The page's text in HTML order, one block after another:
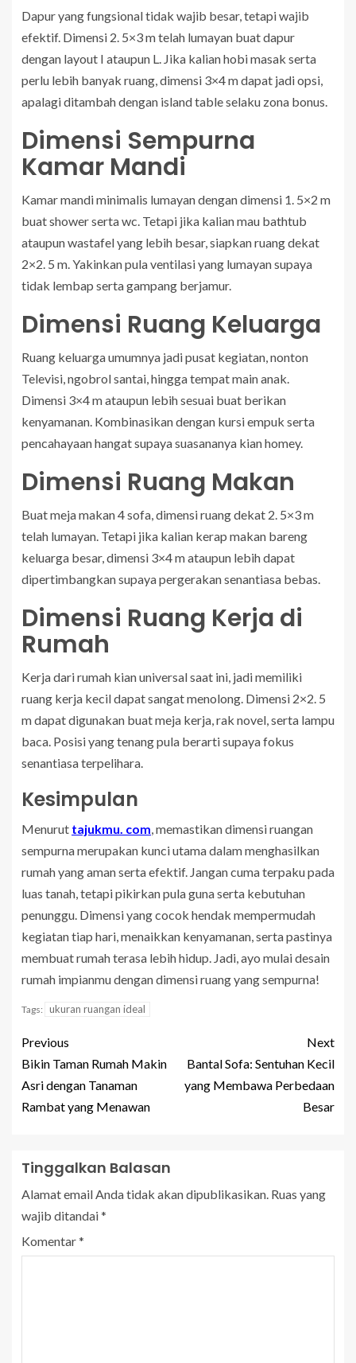
Dapur yang fungsional tidak wajib besar, tetapi wajib
efektif. Dimensi 2. 5×3 m telah lumayan buat dapur
dengan layout I ataupun L. Jika kalian hobi masak serta
perlu lebih banyak ruang, dimensi 3×4 m dapat jadi opsi,
apalagi ditambah dengan island table selaku zona bonus.
Dimensi Sempurna
Kamar Mandi
Kamar mandi minimalis lumayan dengan dimensi 1. 5×2 m
buat shower serta wc. Tetapi jika kalian mau bathtub
ataupun wastafel yang lebih besar, siapkan ruang dekat
2×2. 5 m. Yakinkan pula ventilasi yang lumayan supaya
tidak lembap serta gampang berjamur.
Dimensi Ruang Keluarga
Ruang keluarga umumnya jadi pusat kegiatan, nonton
Televisi, ngobrol santai, hingga tempat main anak.
Dimensi 3×4 m ataupun lebih sesuai buat berikan
kenyamanan. Kombinasikan dengan kursi empuk serta
pencahayaan hangat supaya suasananya kian homey.
Dimensi Ruang Makan
Buat meja makan 4 sofa, dimensi ruang dekat 2. 5×3 m
telah lumayan. Tetapi jika kalian kerap makan bareng
keluarga besar, dimensi 3×4 m ataupun lebih dapat
dipertimbangkan supaya pergerakan senantiasa bebas.
Dimensi Ruang Kerja di
Rumah
Kerja dari rumah kian universal saat ini, jadi memiliki
ruang kerja kecil dapat sangat menolong. Dimensi 2×2. 5
m dapat digunakan buat meja kerja, rak novel, serta lampu
baca. Posisi yang tenang pula berarti supaya fokus
senantiasa terpelihara.
Kesimpulan
Menurut tajukmu. com , memastikan dimensi ruangan
sempurna merupakan kunci utama dalam menghasilkan
rumah yang aman serta efektif. Jangan cuma terpaku pada
luas tanah, tetapi pikirkan pula guna serta kebutuhan
penunggu. Dimensi yang cocok hendak mempermudah
kegiatan tiap hari, menaikkan kenyamanan, serta pastinya
membuat rumah terasa lebih hidup. Jadi, ayo mulai desain
rumah impianmu dengan dimensi ruang yang sempurna!
Tags: ukuran ruangan ideal
Previous
Bikin Taman Rumah Makin
Asri dengan Tanaman
Rambat yang Menawan
Next
Bantal Sofa: Sentuhan Kecil
yang Membawa Perbedaan
Besar
Tinggalkan Balasan
Alamat email Anda tidak akan dipublikasikan. Ruas yang
wajib ditandai*
Komentar*